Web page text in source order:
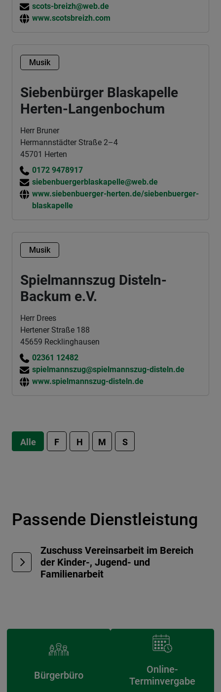
scots-breizh@web.de
www.scotsbreizh.com
Musik
Siebenbürger Blaskapelle
Herten-Langenbochum
Herr Bruner
Hermannstädter Straße 2–4
45701 Herten
0172 9478917
siebenbuergerblaskapelle@web.de
www.siebenbuerger-herten.de/siebenbuerger-
blaskapelle
Musik
Spielmannszug Disteln-
Backum e.V.
Herr Drees
Hertener Straße 188
45659 Recklinghausen
02361 12482
spielmannszug@spielmannszug-disteln.de
www.spielmannszug-disteln.de
Alle F H M S
Passende Dienstleistung
Zuschuss Vereinsarbeit im Bereich
der Kinder-, Jugend- und
Familienarbeit
Bürgerbüro
Online-
Terminvergabe